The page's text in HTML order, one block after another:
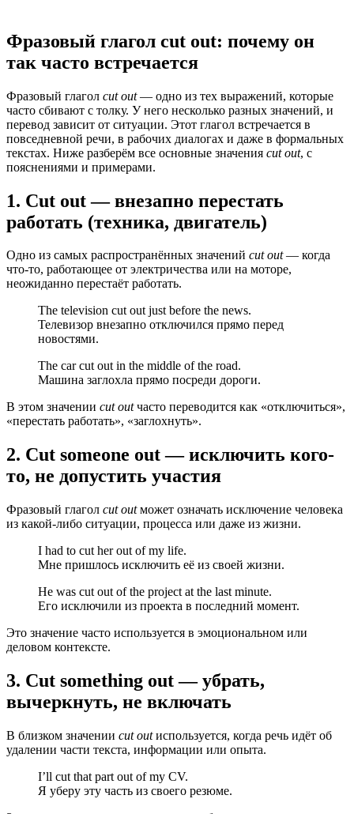
Фразовый глагол cut out: почему он
так часто встречается
Фразовый глагол cut out— одно из тех выражений, которые
часто сбивают с толку. У него несколько разных значений, и
перевод зависит от ситуации. Этот глагол встречается в
повседневной речи, в рабочих диалогах и даже в формальных
текстах. Ниже разберём все основные значения cut out, с
пояснениями и примерами.
1. Cut out — внезапно перестать
работать (техника, двигатель)
Одно из самых распространённых значений cut out— когда
что-то, работающее от электричества или на моторе,
неожиданно перестаёт работать.
The television cut out just before the news.
Телевизор внезапно отключился прямо перед
новостями.
The car cut out in the middle of the road.
Машина заглохла прямо посреди дороги.
В этом значении cut outчасто переводится как «отключиться»,
«перестать работать», «заглохнуть».
2. Cut someone out — исключить кого-
то, не допустить участия
Фразовый глагол cut outможет означать исключение человека
из какой-либо ситуации, процесса или даже из жизни.
I had to cut her out of my life.
Мне пришлось исключить её из своей жизни.
He was cut out of the project at the last minute.
Его исключили из проекта в последний момент.
Это значение часто используется в эмоциональном или
деловом контексте.
3. Cut something out — убрать,
вычеркнуть, не включать
В близком значении cut outиспользуется, когда речь идёт об
удалении части текста, информации или опыта.
I’ll cut that part out of my CV.
Я уберу эту часть из своего резюме.